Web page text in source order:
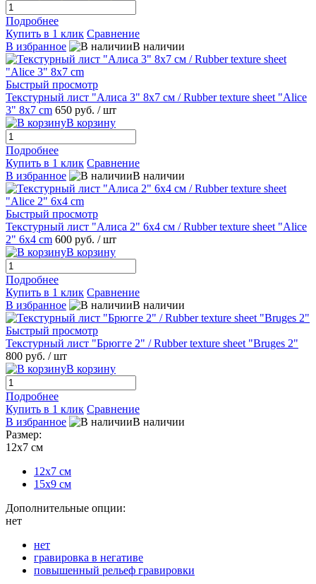
Подробнее
Купить в 1 клик Сравнение
В избранное
В наличии
Быстрый просмотр
Текстурный лист "Алиса 3" 8х7 см / Rubber texture sheet "Alice
3" 8x7 cm 650 руб. / шт
В корзину
Подробнее
Купить в 1 клик Сравнение
В избранное
В наличии
Быстрый просмотр
Текстурный лист "Алиса 2" 6х4 см / Rubber texture sheet "Alice
2" 6x4 cm 600 руб. / шт
В корзину
Подробнее
Купить в 1 клик Сравнение
В избранное
В наличии
Быстрый просмотр
Текстурный лист "Брюгге 2" / Rubber texture sheet "Bruges 2"
800 руб. / шт
В корзину
Подробнее
Купить в 1 клик Сравнение
В избранное
В наличии
Размер:
12х7 см
12х7 см
15х9 см
Дополнительные опции:
нет
нет
гравировка в негативе
повышенный рельеф гравировки